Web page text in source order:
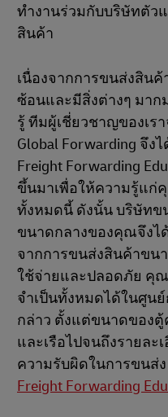
ทำงานร่วมกับบริษัทตัว
สินค้า
เนื่องจากการขนส่งสินค้
ซ้อนและมีสิ่งต่างๆ มาก
รู้ ทีมผู้เชี่ยวชาญของเรา
Global Forwarding จึง
Freight Forwarding
ขึ้นมาเพื่อให้ความรู้แก่
ทั้งหมดนี้ ดังนั้น บริษัทข
ขนาดกลางของคุณจึงไ
จากการขนส่งสินค้าขน
ใช้จ่ายและปลอดภัย คุ
จำเป็นทั้งหมดได้ในศูนย์
กล่าว ตั้งแต่ขนาดของตู้
และเรือไปจนถึงรายละ
ความรับผิดในการขนส่ง
Freight Forwarding